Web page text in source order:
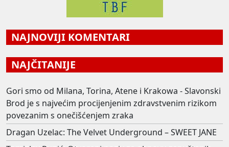
NAJNOVIJI KOMENTARI
NAJČITANIJE
Gori smo od Milana, Torina, Atene i Krakowa - Slavonski
Brod je s najvećim procijenjenim zdravstvenim rizikom
povezanim s onečišćenjem zraka
Dragan Uzelac: The Velvet Underground – SWEET JANE